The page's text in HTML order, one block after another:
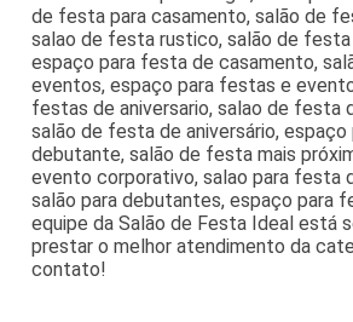
de festa para casamento, salão de
salao de festa rustico, salão de
espaço para festa de casamento,
eventos, espaço para festas e
festas de aniversario, salao de festa
salão de festa de aniversário,
debutante, salão de festa mais
evento corporativo, salao para festa
salão para debutantes, espaço para
equipe da Salão de Festa Ideal está
prestar o melhor atendimento da
contato!